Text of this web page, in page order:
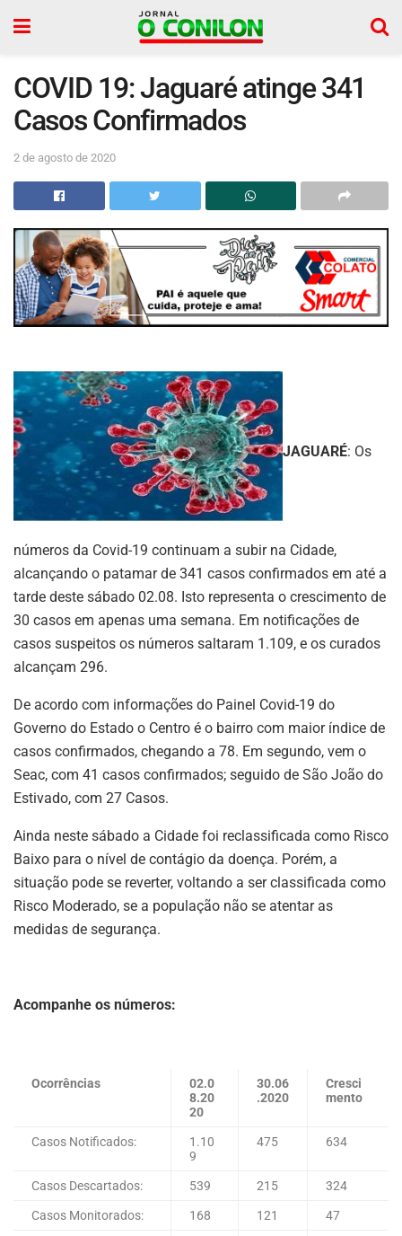
COVID 19: Jaguaré atinge 341
Casos Confirmados
2 de agosto de 2020
JAGUARÉ: Os
números da Covid-19 continuam a subir na Cidade,
alcançando o patamar de 341 casos confirmados em até a
tarde deste sábado 02.08. Isto representa o crescimento de
30 casos em apenas uma semana. Em notificações de
casos suspeitos os números saltaram 1.109, e os curados
alcançam 296.
De acordo com informações do Painel Covid-19 do
Governo do Estado o Centro é o bairro com maior índice de
casos confirmados, chegando a 78. Em segundo, vem o
Seac, com 41 casos confirmados; seguido de São João do
Estivado, com 27 Casos.
Ainda neste sábado a Cidade foi reclassificada como Risco
Baixo para o nível de contágio da doença. Porém, a
situação pode se reverter, voltando a ser classificada como
Risco Moderado, se a população não se atentar as
medidas de segurança.
Acompanhe os números:
Ocorrências
02.0
8.20
20
30.06
.2020
Cresci
mento
Casos Notificados:
1.10
9
475 634
Casos Descartados: 539 215 324
Casos Monitorados: 168 121 47